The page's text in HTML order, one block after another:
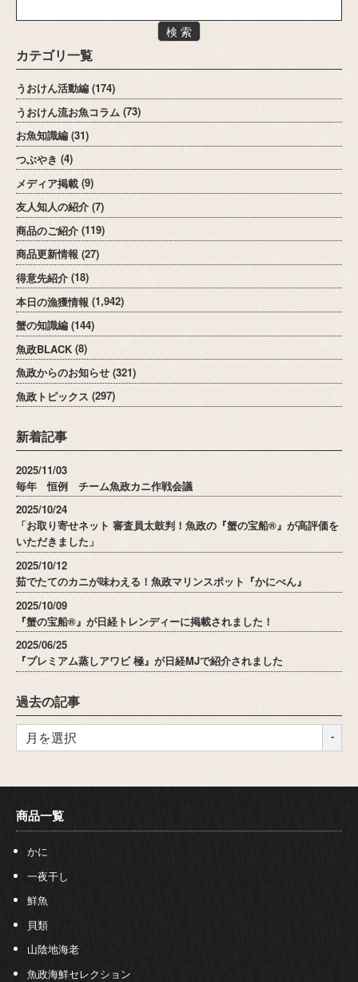
検 索
カテゴリ一覧
うおけん活動編 (174)
うおけん流お魚コラム (73)
お魚知識編 (31)
つぶやき (4)
メディア掲載 (9)
友人知人の紹介 (7)
商品のご紹介 (119)
商品更新情報 (27)
得意先紹介 (18)
本日の漁獲情報 (1,942)
蟹の知識編 (144)
魚政BLACK (8)
魚政からのお知らせ (321)
魚政トピックス (297)
新着記事
2025/11/03
毎年 恒例 チーム魚政カニ作戦会議
2025/10/24
「お取り寄せネット 審査員太鼓判！魚政の『蟹の宝船®』が高評価を
いただきました」
2025/10/12
茹でたてのカニが味わえる！魚政マリンスポット『かにべん』
2025/10/09
『蟹の宝船®』が日経トレンディーに掲載されました！
2025/06/25
『プレミアム蒸しアワビ 極』が日経MJで紹介されました
過去の記事
商品一覧
かに
一夜干し
鮮魚
貝類
山陰地海老
魚政海鮮セレクション